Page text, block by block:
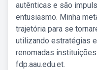
autênticas e são
entusiasmo. Minha
trajetória para se
utilizando estratégias
renomadas
fdp.aau.edu.et.